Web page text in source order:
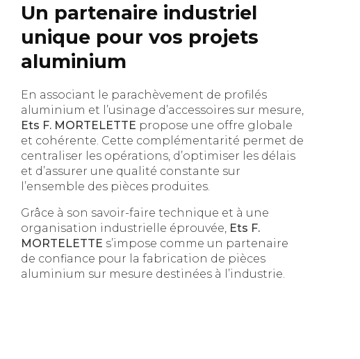
Un partenaire industriel
unique pour vos projets
aluminium
En associant le parachèvement de profilés
aluminium et l’usinage d’accessoires sur mesure,
Ets F. MORTELETTE propose une offre globale
et cohérente. Cette complémentarité permet de
centraliser les opérations, d’optimiser les délais
et d’assurer une qualité constante sur
l’ensemble des pièces produites.
Grâce à son savoir-faire technique et à une
organisation industrielle éprouvée, Ets F.
MORTELETTE s’impose comme un partenaire
de confiance pour la fabrication de pièces
aluminium sur mesure destinées à l’industrie.